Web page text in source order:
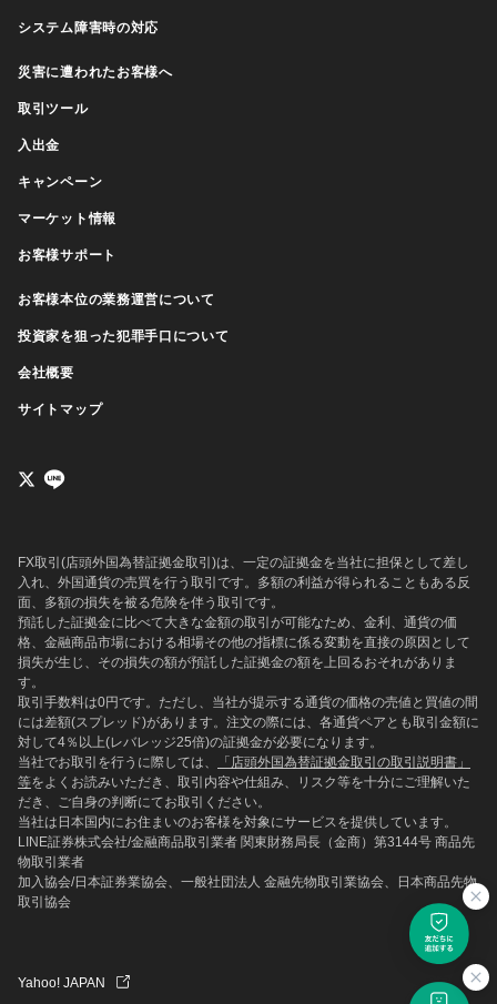
システム障害時の対応
災害に遭われたお客様へ
取引ツール
入出金
キャンペーン
マーケット情報
お客様サポート
お客様本位の業務運営について
投資家を狙った犯罪手口について
会社概要
サイトマップ
FX取引(店頭外国為替証拠金取引)は、一定の証拠金を当社に担保として差し
入れ、外国通貨の売買を行う取引です。多額の利益が得られることもある反
面、多額の損失を被る危険を伴う取引です。
預託した証拠金に比べて大きな金額の取引が可能なため、金利、通貨の価
格、金融商品市場における相場その他の指標に係る変動を直接の原因として
損失が生じ、その損失の額が預託した証拠金の額を上回るおそれがありま
す。
取引手数料は0円です。ただし、当社が提示する通貨の価格の売値と買値の間
には差額(スプレッド)があります。注文の際には、各通貨ペアとも取引金額に
対して4％以上(レバレッジ25倍)の証拠金が必要になります。
当社でお取引を行うに際しては、
「店頭外国為替証拠金取引の取引説明書」
等をよくお読みいただき、取引内容や仕組み、リスク等を十分にご理解いた
だき、ご自身の判断にてお取引ください。
当社は日本国内にお住まいのお客様を対象にサービスを提供しています。
LINE証券株式会社/金融商品取引業者 関東財務局長（金商）第3144号 商品先
物取引業者
加入協会/日本証券業協会、一般社団法人 金融先物取引業協会、日本商品先物
取引協会
Yahoo! JAPAN